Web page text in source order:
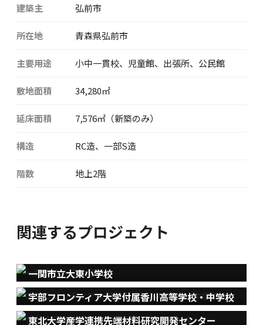
建築主 弘前市
所在地 青森県弘前市
主要用途 小中一貫校、児童館、出張所、公民館
敷地面積 34,280㎡
延床面積 7,576㎡（新築のみ）
構造 RC造、一部S造
階数 地上2階
関連するプロジェクト
一関市立大東小学校
宇部フロンティア大学付属香川高等学校・中学校
東北大学産学連携先端材料研究開発センター